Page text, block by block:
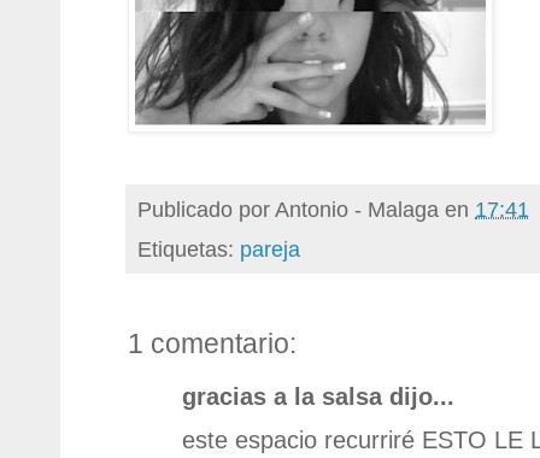
Publicado porAntonio - Malaga en 17:41
Etiquetas: pareja
1 comentario:
gracias a la salsa dijo...
este espacio recurriré ESTO LE